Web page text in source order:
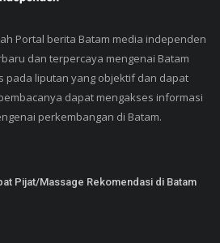
Portal berita Batam media independen
dan terpercaya mengenai Batam
pada liputan yang objektif dan dapat
dapat mengakses informasi
perkembangan di Batam.
Pijat/Massage Rekomendasi di Batam